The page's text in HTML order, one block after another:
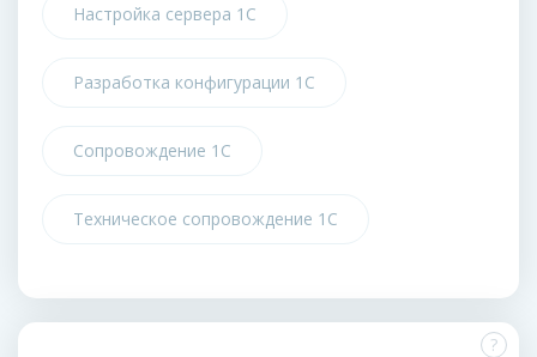
Настройка сервера 1С
Разработка конфигурации 1С
Сопровождение 1С
Техническое сопровождение 1С
?